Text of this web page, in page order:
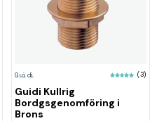
Guidi (3)
Guidi Kullrig
Bordgsgenomföring i
Brons